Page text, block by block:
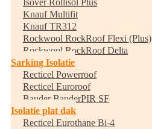
Isover Rollisol Plus
Knauf Multifit
Knauf TR312
Rockwool RockRoof Flexi (Plus)
Rockwool RockRoof Delta
Sarking Isolatie
Recticel Powerroof
Recticel Euroroof
Bauder BauderPIR SF
Isolatie plat dak
Recticel Eurothane Bi-4